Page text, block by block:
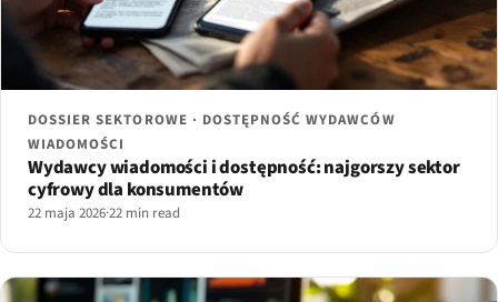
DOSSIER SEKTOROWE · DOSTĘPNOŚĆ WYDAWCÓW
WIADOMOŚCI
Wydawcy wiadomości i dostępność: najgorszy sektor
cyfrowy dla konsumentów
22 maja 2026·22 min read